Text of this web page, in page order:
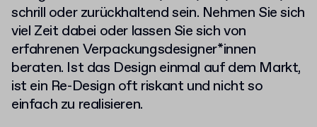
schrill oder zurückhaltend sein. Nehmen Sie sich
viel Zeit dabei oder lassen Sie sich von
erfahrenen Verpackungsdesigner*innen
beraten. Ist das Design einmal auf dem Markt,
ist ein Re-Design oft riskant und nicht so
einfach zu realisieren.